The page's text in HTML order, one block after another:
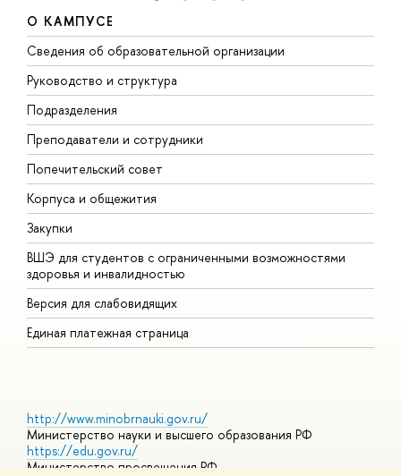
О КАМПУСЕ
Сведения об образовательной организации
Руководство и структура
Подразделения
Преподаватели и сотрудники
Попечительский совет
Корпуса и общежития
Закупки
ВШЭ для студентов с ограниченными возможностями
здоровья и инвалидностью
Версия для слабовидящих
Единая платежная страница
http://www.minobrnauki.gov.ru/
Министерство науки и высшего образования РФ
https://edu.gov.ru/
Министерство просвещения РФ